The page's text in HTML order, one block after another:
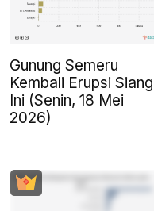
Gunung Semeru
Kembali Erupsi Siang
Ini (Senin, 18 Mei
2026)